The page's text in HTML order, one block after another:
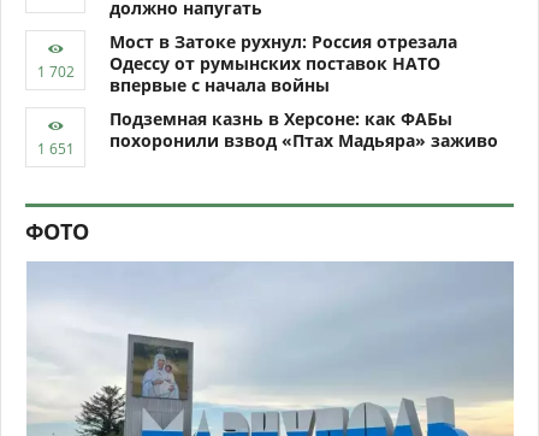
должно напугать
Мост в Затоке рухнул: Россия отрезала
Одессу от румынских поставок НАТО
впервые с начала войны
Подземная казнь в Херсоне: как ФАБы
похоронили взвод «Птах Мадьяра» заживо
ФОТО